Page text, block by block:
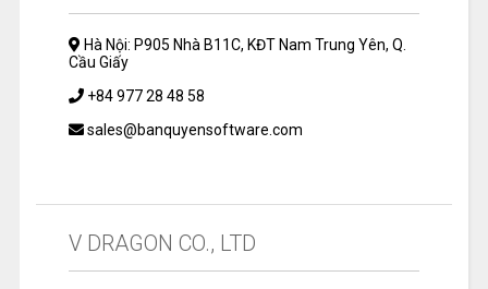
Hà Nội: P905 Nhà B11C, KĐT Nam Trung Yên, Q.
Cầu Giấy
+84 977 28 48 58
sales@banquyensoftware.com
V DRAGON CO., LTD